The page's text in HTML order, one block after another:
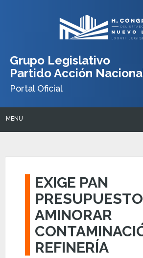
Grupo Legislativo
Partido Acción
Portal Oficial
MENU
EXIGE PAN
AMINORAR
REFINERÍA